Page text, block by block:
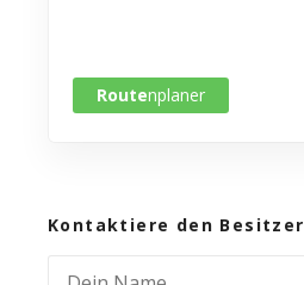
Routenplaner
Kontaktiere den Besitzer